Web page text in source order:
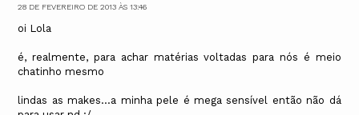
28 DE FEVEREIRO DE 2013 ÀS 13:46
oi Lola
é, realmente, para achar matérias voltadas para nós é meio
chatinho mesmo
lindas as makes...a minha pele é mega sensível então não dá